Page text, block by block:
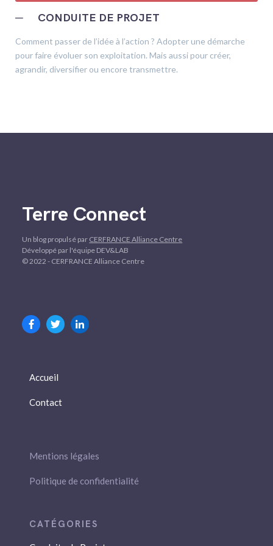
─ CONDUITE DE PROJET
Comment passer de l’idée à l’action ? Adopter une démarche
pour faire évoluer son exploitation. Mais aussi pour créer,
agrandir, diversifier ou encore transmettre.
Terre Connect
Un blog propulsé par CERFRANCE Alliance Centre
Développé par l'équipe DEV&LAB
© 2022 - CERFRANCE Alliance Centre
Accueil
Contact
Mentions légales
Politique de confidentialité